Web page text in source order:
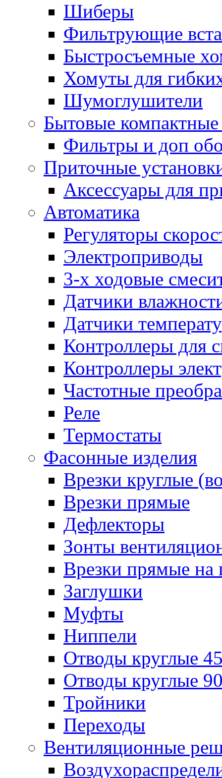
Шиберы
Фильтрующие
Быстросъемные
Хомуты для
Шумоглушители
Бытовые
Фильтры и доп
Приточные
Аксессуары для
Автоматика
Регуляторы
Электроприводы
3-х ходовые
Датчики
Датчики
Контроллеры для
Контроллеры
Частотные
Реле
Термостаты
Фасонные изделия
Врезки круглые
Врезки прямые
Дефлекторы
Зонты
Врезки прямые на
Заглушки
Муфты
Ниппели
Отводы круглые
Отводы круглые
Тройники
Переходы
Вентиляционные